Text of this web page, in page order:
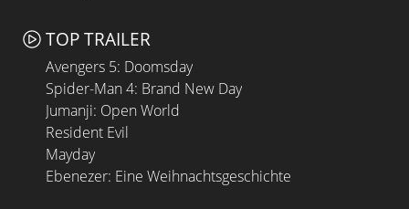
TOP TRAILER
Avengers 5: Doomsday
Spider-Man 4: Brand New Day
Jumanji: Open World
Resident Evil
Mayday
Ebenezer: Eine Weihnachtsgeschichte